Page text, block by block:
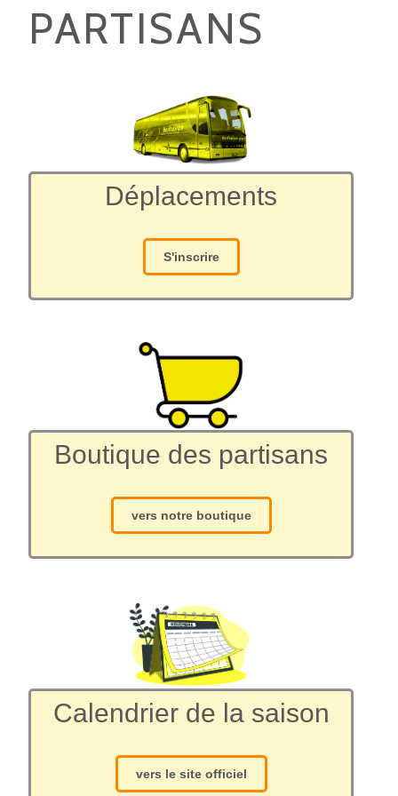
PARTISANS
Déplacements
S'inscrire
Boutique des partisans
vers notre boutique
Calendrier de la saison
vers le site officiel